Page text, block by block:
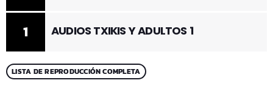
1 AUDIOS TXIKIS Y ADULTOS 1
LISTA DE REPRODUCCIÓN COMPLETA